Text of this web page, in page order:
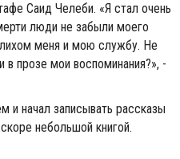
Саид Челеби. «Я стал очень
люди не забыли моего
меня и мою службу. Не
в прозе мои воспоминания?», -
и начал записывать рассказы
небольшой книгой.